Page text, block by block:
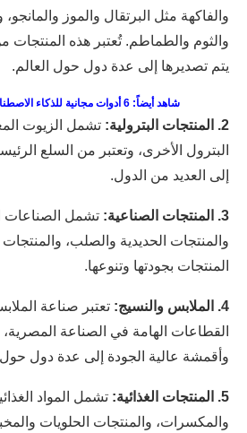
والفاكهة مثل البرتقال والموز
والثوم والطماطم. تُعتبر هذه المنتجات
يتم تصديرها إلى عدة دول حول العالم.
شاهد أيضاً: 6 أدوات مجانية للذكاء الاصطناعي لا يمكنك تفويتها
2. المنتجات البترولية:
تشمل الزيوت
البترول الأخرى، وتعتبر من السلع
إلى العديد من الدول.
3. المنتجات الصناعية:
تشمل الصناعات
والمنتجات الحديدية والصلب، والمنتجات
المنتجات بجودتها وتنوعها.
4. الملابس والنسيج:
تعتبر صناعة
القطاعات الهامة في الصناعة
وأقمشة عالية الجودة إلى عدة دول حول
5. المنتجات الغذائية:
تشمل المواد
والمكسرات، والمنتجات الحلويات